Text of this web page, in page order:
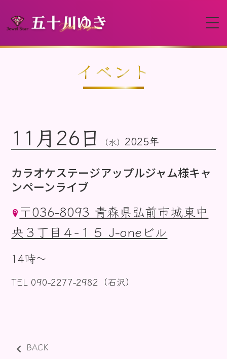
HOME
イベント
動画
ディスコグラフィー
お知らせ
イベント
11月26日 （水） 2025年
カラオケステージアップルジャム様キャ
ンペーンライブ
〒036-8093 青森県弘前市城東中
央３丁目４−１５ J-oneビル
14時〜
TEL 090-2277-2982（石沢）
BACK